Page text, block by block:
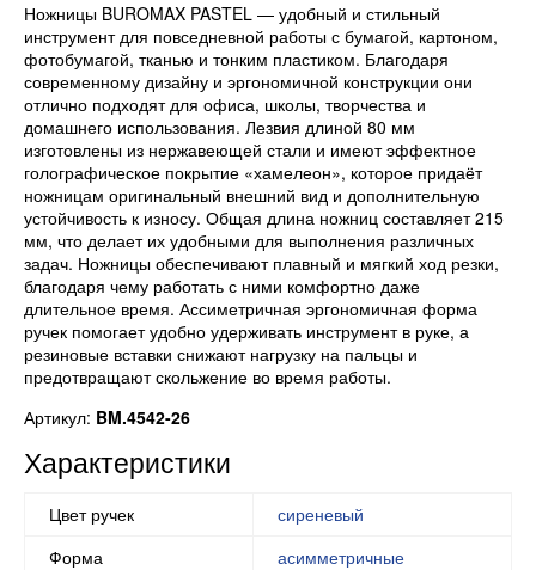
Ножницы BUROMAX PASTEL — удобный и стильный
инструмент для повседневной работы с бумагой, картоном,
фотобумагой, тканью и тонким пластиком. Благодаря
современному дизайну и эргономичной конструкции они
отлично подходят для офиса, школы, творчества и
домашнего использования. Лезвия длиной 80 мм
изготовлены из нержавеющей стали и имеют эффектное
голографическое покрытие «хамелеон», которое придаёт
ножницам оригинальный внешний вид и дополнительную
устойчивость к износу. Общая длина ножниц составляет 215
мм, что делает их удобными для выполнения различных
задач. Ножницы обеспечивают плавный и мягкий ход резки,
благодаря чему работать с ними комфортно даже
длительное время. Ассиметричная эргономичная форма
ручек помогает удобно удерживать инструмент в руке, а
резиновые вставки снижают нагрузку на пальцы и
предотвращают скольжение во время работы.
Артикул: BM.4542-26
Характеристики
Цвет ручек
сиреневый
Форма
асимметричные